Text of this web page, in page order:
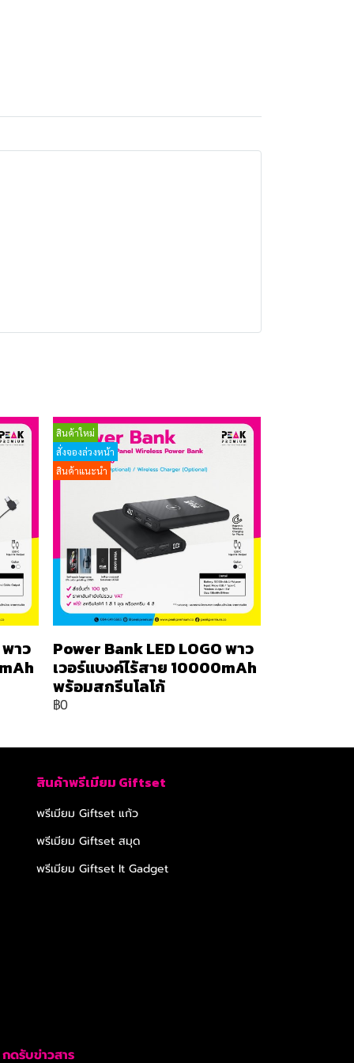
พาว
สินค้าใหม่
สั่งจองล่วงหน้า
สินค้าแนะนำ
Power Bank LED LOGO พาว
เวอร์แบงค์ไร้สาย 10000mAh
พร้อมสกรีนโลโก้
฿0
สินค้าพรีเมียม Giftset
พรีเมียม Giftset แก้ว
พรีเมียม Giftset สมุด
พรีเมียม Giftset It Gadget
กดรับข่าวสาร